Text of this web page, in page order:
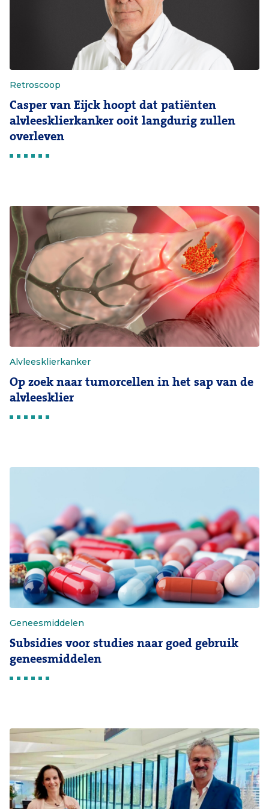
Retroscoop
Casper van Eijck hoopt dat patiënten
alvleesklierkanker ooit langdurig zullen
overleven
Alvleesklierkanker
Op zoek naar tumorcellen in het sap van de
alvleesklier
Geneesmiddelen
Subsidies voor studies naar goed gebruik
geneesmiddelen